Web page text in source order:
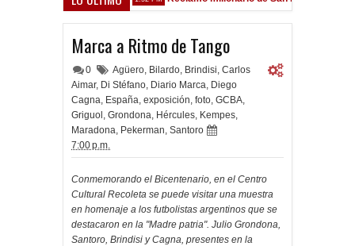
Marca a Ritmo de Tango
0 Agüero, Bilardo, Brindisi, Carlos
Aimar, Di Stéfano, Diario Marca, Diego
Cagna, España, exposición, foto, GCBA,
Griguol , Grondona, Hércules, Kempes,
Maradona, Pekerman, Santoro
7:00 p.m.
Conmemorando el Bicentenario, en el Centro
Cultural Recoleta se puede visitar una muestra
en homenaje a los futbolistas argentinos que se
destacaron en la "Madre patria". Julio Grondona,
Santoro, Brindisi y Cagna, presentes en la